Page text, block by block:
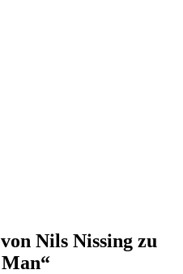
Nils Nissing zu